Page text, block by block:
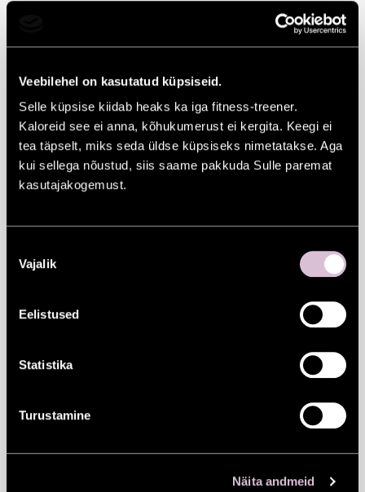
Veebilehel on kasutatud küpsiseid.
Selle küpsise kiidab heaks ka iga fitness-treener.
Kaloreid see ei anna, kõhukumerust ei kergita. Keegi ei
tea täpselt, miks seda üldse küpsiseks nimetatakse. Aga
kui sellega nõustud, siis saame pakkuda Sulle paremat
kasutajakogemust.
valik
Vajalik
Eelistused
Statistika
Turustamine
Näita andmeid
nagu lati alt läbiminek. Kujutlusvõime
piiratus või nii. Tegelikult ei ole ju.
Maailmas on nii hullult palju asju, mis on
küll heast hingest kingitud, aga natuke on
sihik valesti läinud. Su teismeline on
ootamatult Harry Potteri faasist välja
kasvanud ja on oht, et ta vaid kramplikult
hakkab. Või partner ei taha jumala eest uut
lõhna, vaid eelistaks hoopis natukest
üldse pakkida?
keskkonnateadliku pilguga (vähem
mõttetuid asju, etemini head disaini), kui
usume, et ühine elamus on alati mõnusam